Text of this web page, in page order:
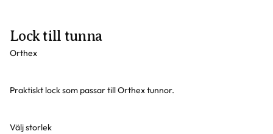
Lock till tunna
Orthex
Praktiskt lock som passar till Orthex tunnor.
Välj storlek